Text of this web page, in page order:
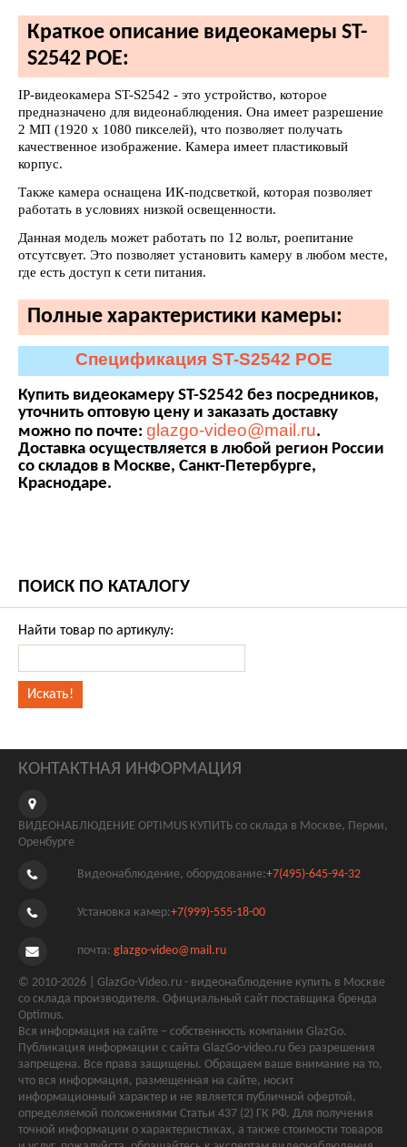
Краткое описание видеокамеры ST-
S2542 POE:
IP-видеокамера ST-S2542 - это устройство, которое
предназначено для видеонаблюдения. Она имеет разрешение
2 МП (1920 x 1080 пикселей), что позволяет получать
качественное изображение. Камера имеет пластиковый
корпус.
Также камера оснащена ИК-подсветкой, которая позволяет
работать в условиях низкой освещенности.
Данная модель может работать по 12 вольт, poeпитание
отсутсвует. Это позволяет установить камеру в любом месте,
где есть доступ к сети питания.
Полные характеристики камеры:
Спецификация ST-S2542 POE
Купить видеокамеру ST-S2542 без посредников,
уточнить оптовую цену и заказать доставку
можно по почте: glazgo-video@mail.ru.
Доставка осуществляется в любой регион России
со складов в Москве, Санкт-Петербурге,
Краснодаре.
ПОИСК ПО КАТАЛОГУ
Найти товар по артикулу:
КОНТАКТНАЯ ИНФОРМАЦИЯ
ВИДЕОНАБЛЮДЕНИЕ OPTIMUS КУПИТЬ со склада в Москве, Перми,
Оренбурге
Видеонаблюдение, оборудование:+7(495)-645-94-32
Установка камер:+7(999)-555-18-00
почта: glazgo-video@mail.ru
© 2010-2026 | GlazGo-Video.ru - видеонаблюдение купить в Москве
со склада производителя. Официальный сайт поставщика бренда
Optimus.
Вся информация на сайте – собственность компании GlazGo.
Публикация информации с сайта GlazGo-video.ru без разрешения
запрещена. Все права защищены. Обращаем ваше внимание на то,
что вся информация, размещенная на сайте, носит
информационный характер и не является публичной офертой,
определяемой положениями Статьи 437 (2) ГК РФ. Для получения
точной информации о характеристиках, а также стоимости товаров